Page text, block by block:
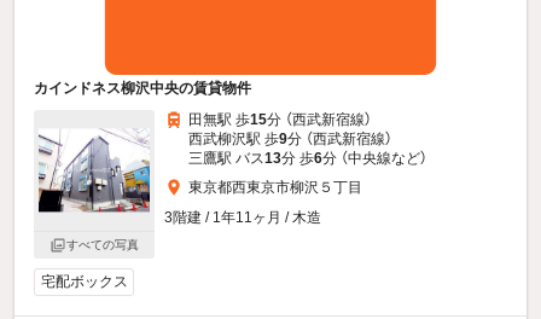
カインドネス柳沢中央の賃貸物件
すべての写真
田無駅 歩15分 （西武新宿線）
西武柳沢駅 歩9分 （西武新宿線）
三鷹駅 バス13分 歩6分 （中央線など）
東京都西東京市柳沢５丁目
3階建 / 1年11ヶ月 / 木造
宅配ボックス